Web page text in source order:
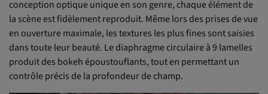
conception optique unique en son genre, chaque élément de
la scène est fidèlement reproduit. Même lors des prises de vue
en ouverture maximale, les textures les plus fines sont saisies
dans toute leur beauté. Le diaphragme circulaire à 9 lamelles
produit des bokeh époustouflants, tout en permettant un
contrôle précis de la profondeur de champ.